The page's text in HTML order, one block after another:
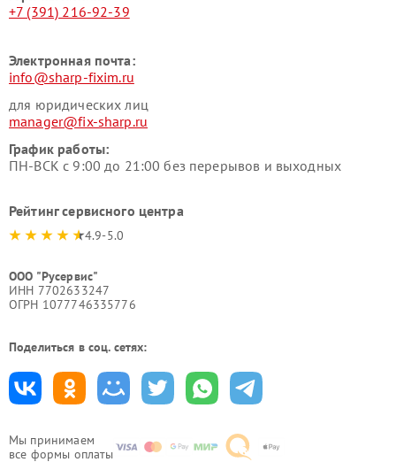
Мы принимаем
все формы оплаты
+7 (391) 216-92-39
Электронная почта:
info@sharp-fixim.ru
для юридических лиц
manager@fix-sharp.ru
График работы:
ПН-ВСК с 9:00 до 21:00 без перерывов и выходных
Рейтинг сервисного центра
4.9-5.0
ООО "Русервис"
ИНН 7702633247
ОГРН 1077746335776
Поделиться в соц. сетях: